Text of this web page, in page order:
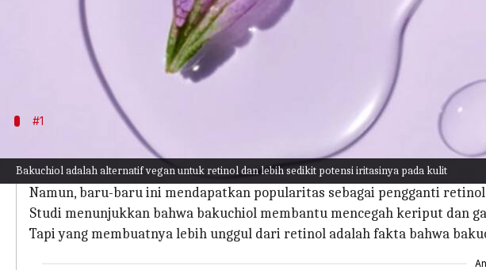
Bakuchiol adalah alternatif vegan untuk retinol dan lebih sedikit potensi iritasinya pada kulit
Sementara retinol adalah bahan yang sangat baik untuk
Di sinilah bakuchiol sebagai alternatif vegan muncul.
Bakuchiol berasal dari tanaman bakuchi dan merupakan bahan
#1
Apa itu Bakuchiol?
Bakuchiol adalah bahan perawatan kulit nabati yang telah digunakan
Namun, baru-baru ini mendapatkan popularitas sebagai pengganti
Studi menunjukkan bahwa bakuchiol membantu mencegah keriput dan
Tapi yang membuatnya lebih unggul dari retinol adalah fakta bahwa